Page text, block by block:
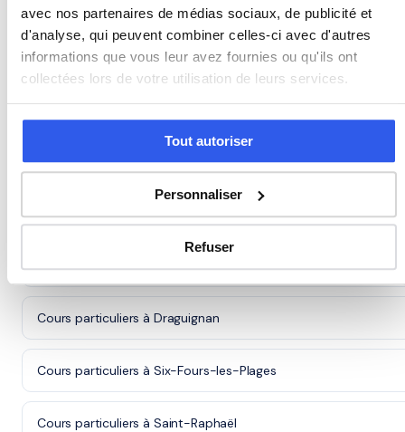
avec nos partenaires de médias sociaux, de publicité et
d'analyse, qui peuvent combiner celles-ci avec d'autres
informations que vous leur avez fournies ou qu'ils ont
collectées lors de votre utilisation de leurs services.
Tout autoriser
Personnaliser
Refuser
Autres villes dans le 83
Cours particuliers à Toulon
Cours particuliers à La Seyne-sur-Mer
Cours particuliers à Hyères
Cours particuliers à Fréjus
Cours particuliers à Draguignan
Cours particuliers à Six-Fours-les-Plages
Cours particuliers à Saint-Raphaël